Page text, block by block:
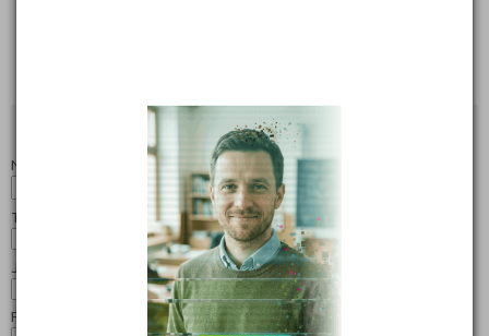
Nahoru
Název:
Typ:
Jazyk:
Forma: